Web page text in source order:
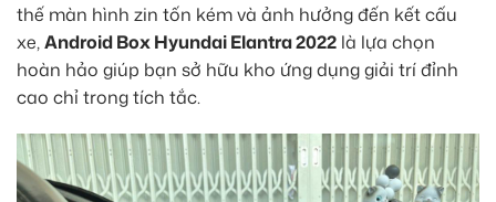
thế màn hình zin tốn kém và ảnh hưởng đến kết cấu
xe,Android Box Hyundai Elantra 2022 là lựa chọn
hoàn hảo giúp bạn sở hữu kho ứng dụng giải trí đỉnh
cao chỉ trong tích tắc.